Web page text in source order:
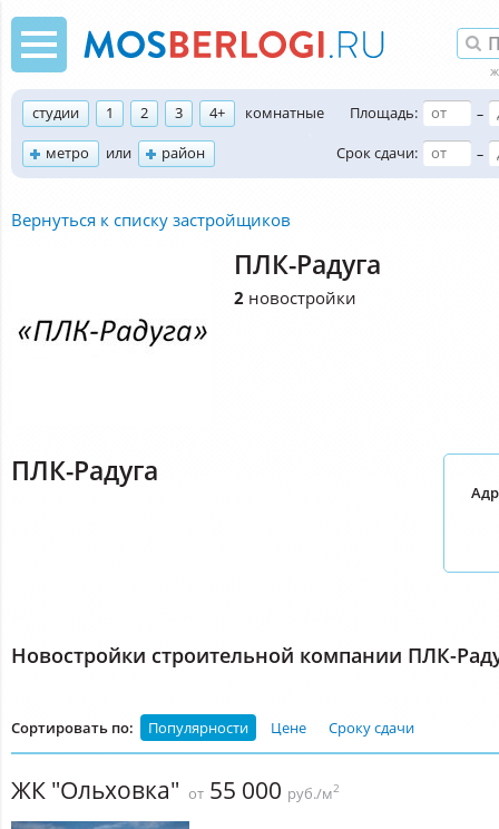
студии 1 2 3 4+
комнатные
метро
или район
Площадь:
–
Срок сдачи:
–
Вернуться к списку застройщиков
ПЛК-Радуга
2 новостройки
ПЛК-Радуга
Новостройки строительной компании ПЛК-
Сортировать по: Популярности Цене Сроку сдачи
ЖК "Ольховка" от 55 000 руб./м2